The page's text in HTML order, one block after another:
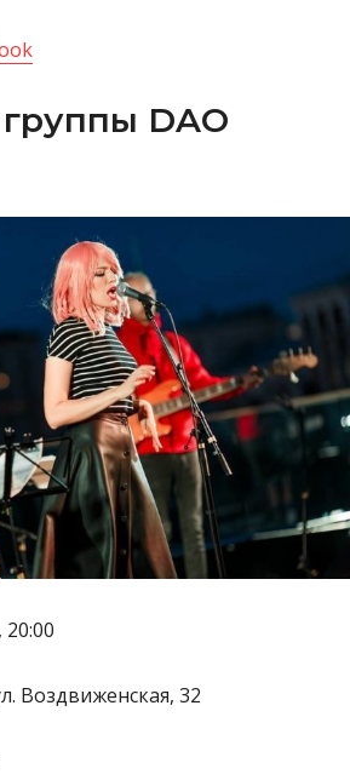
DAO
20:00
Воздвиженская, 32